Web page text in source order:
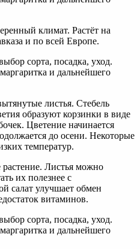
климат. Растёт на
и по всей Европе.
листья. Стебель
образуют корзинки в виде
Цветение начинается
до осени. Некоторые
температур.
Листья можно
их полезнее с
салат улучшает обмен
витаминов.